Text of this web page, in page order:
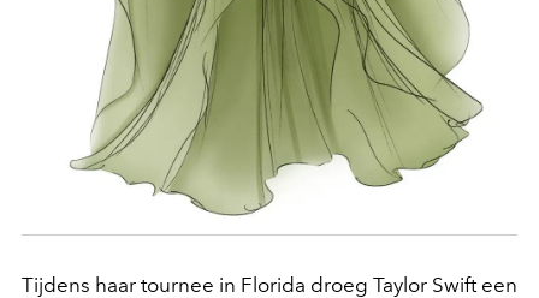
Tijdens haar tournee in Florida droeg Taylor Swift een